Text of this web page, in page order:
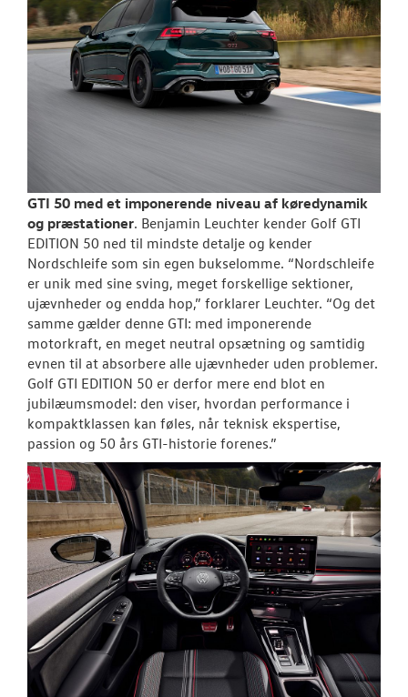
GTI 50 med et imponerende niveau af køredynamik
og præstationer. Benjamin Leuchter kender Golf GTI
EDITION 50 ned til mindste detalje og kender
Nordschleife som sin egen bukselomme. “Nordschleife
er unik med sine sving, meget forskellige sektioner,
ujævnheder og endda hop,” forklarer Leuchter. “Og det
samme gælder denne GTI: med imponerende
motorkraft, en meget neutral opsætning og samtidig
evnen til at absorbere alle ujævnheder uden problemer.
Golf GTI EDITION 50 er derfor mere end blot en
jubilæumsmodel: den viser, hvordan performance i
kompaktklassen kan føles, når teknisk ekspertise,
passion og 50 års GTI-historie forenes.”